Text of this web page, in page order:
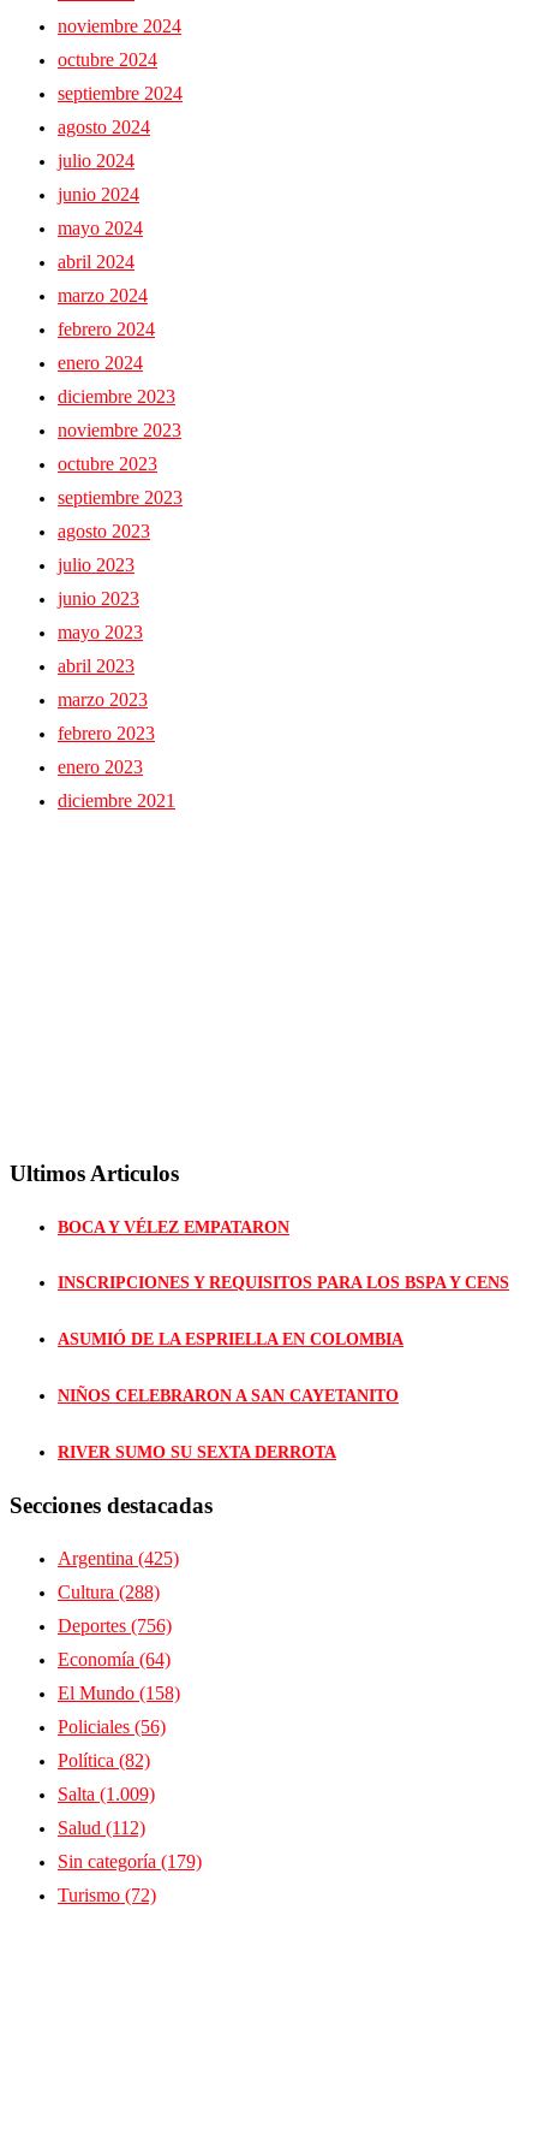
noviembre 2024
octubre 2024
septiembre 2024
agosto 2024
julio 2024
junio 2024
mayo 2024
abril 2024
marzo 2024
febrero 2024
enero 2024
diciembre 2023
noviembre 2023
octubre 2023
septiembre 2023
agosto 2023
julio 2023
junio 2023
mayo 2023
abril 2023
marzo 2023
febrero 2023
enero 2023
diciembre 2021
Ultimos Articulos
BOCA Y VÉLEZ EMPATARON
INSCRIPCIONES Y REQUISITOS PARA LOS BSPA Y CENS
ASUMIÓ DE LA ESPRIELLA EN COLOMBIA
NIÑOS CELEBRARON A SAN CAYETANITO
RIVER SUMO SU SEXTA DERROTA
Secciones destacadas
Argentina (425)
Cultura (288)
Deportes (756)
Economía (64)
El Mundo (158)
Policiales (56)
Política (82)
Salta (1.009)
Salud (112)
Sin categoría (179)
Turismo (72)